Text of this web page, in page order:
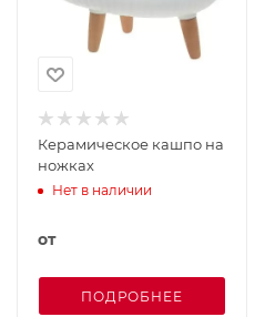
Керамическое кашпо на
ножках
Нет в наличии
от
ПОДРОБНЕЕ